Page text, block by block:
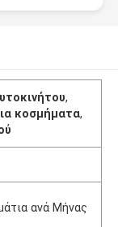
,
κοσμήματα,
ανά Μήνας